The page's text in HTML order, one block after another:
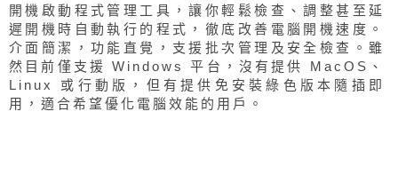
開機啟動程式管理工具，讓你輕鬆檢查、調整甚至延
遲開機時自動執行的程式，徹底改善電腦開機速度。
介面簡潔，功能直覺，支援批次管理及安全檢查。雖
然目前僅支援 Windows 平台，沒有提供 MacOS、
Linux 或行動版，但有提供免安裝綠色版本隨插即
用，適合希望優化電腦效能的用戶。